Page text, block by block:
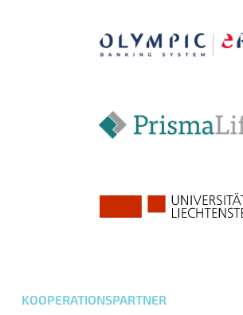
KOOPERATIONSPARTNER